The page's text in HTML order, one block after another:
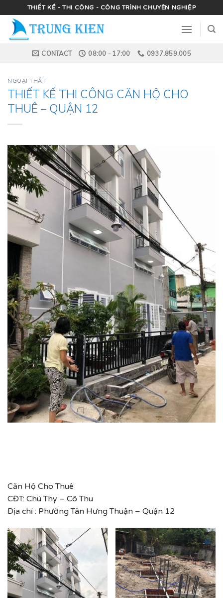
to
content
THIẾT KẾ - THI CÔNG - CÔNG TRÌNH CHUYÊN NGHIỆP
CONTACT 08:00 - 17:00 0937.859.005
NGOẠI THẤT
THIẾT KẾ THI CÔNG CĂN HỘ CHO
THUÊ – QUẬN 12
Căn Hộ Cho Thuê
CĐT: Chú Thy – Cô Thu
Địa chỉ : Phường Tân Hưng Thuận – Quận 12